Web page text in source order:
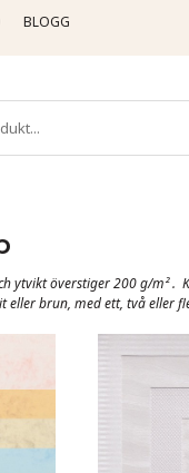
BLOGG
ytvikt överstiger 200 g/m² .
eller brun, med ett, två eller